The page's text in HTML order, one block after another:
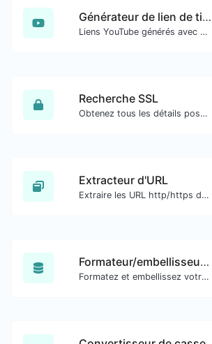
Générateur de lien de timestamp YouTube
Liens YouTube générés avec un horodatage de début exact, utiles pour les utilisateurs mobiles.
Recherche SSL
Obtenez tous les détails possibles sur un certificat SSL.
Extracteur d'URL
Extraire les URL http/https de tout type de contenu textuel.
Formateur/embellisseur SQL
Formatez et embellissez votre code SQL en toute simplicité.